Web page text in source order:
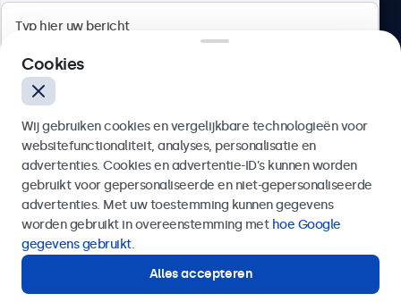
4.8/5 door 5000+ bedrijven
Nederlands
Verzenden
Of bel ons op
Hulp of advies nodig?
Direct contact met een specialist.
Cookies
Wij gebruiken cookies en vergelijkbare technologieën voor
websitefunctionaliteit, analyses, personalisatie en
advertenties. Cookies en advertentie-ID’s kunnen worden
gebruikt voor gepersonaliseerde en niet-gepersonaliseerde
advertenties. Met uw toestemming kunnen gegevens
worden gebruikt in overeenstemming met hoe Google
gegevens gebruikt.
Alles accepteren